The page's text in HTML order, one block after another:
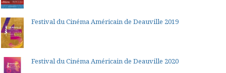
Festival du Cinéma Américain de Deauville 2019
Festival du Cinéma Américain de Deauville 2020